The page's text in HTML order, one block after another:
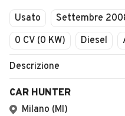
Usato Settembre
0 CV (0 KW)
Diesel
Descrizione
CAR HUNTER
Milano (MI)